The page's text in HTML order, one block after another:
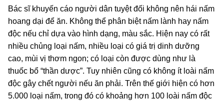
Bác sĩ khuyến cáo người dân tuyệt đối không nên hái nấm
hoang dại để ăn. Không thể phân biệt nấm lành hay nấm
độc nếu chỉ dựa vào hình dạng, màu sắc. Hiện nay có rất
nhiều chủng loại nấm, nhiều loại có giá trị dinh dưỡng
cao, mùi vị thơm ngon; có loại còn được dùng như là
thuốc bổ “thần dược”. Tuy nhiên cũng có không ít loài nấm
độc gây chết người nếu ăn phải. Trên thế giới hiện có hơn
5.000 loại nấm, trong đó có khoảng hơn 100 loài nấm độc